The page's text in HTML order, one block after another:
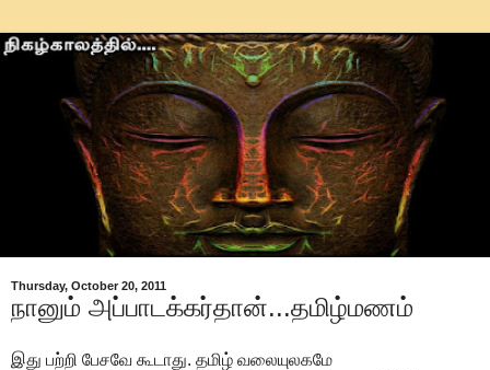
Thursday, October 20, 2011
நானும் அப்பாடக்கர்தான்...தமிழ்மணம்
இது பற்றி பேசவே கூடாது. தமிழ் வலையுலகமே